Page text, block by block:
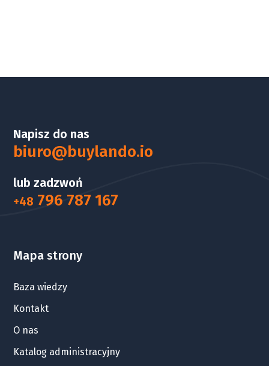
Napisz do nas
biuro@buylando.io
lub zadzwoń
+48 796 787 167
Mapa strony
Baza wiedzy
Kontakt
O nas
Katalog administracyjny